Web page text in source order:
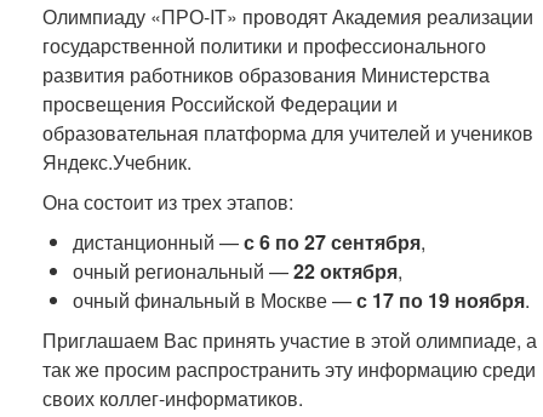
Олимпиаду «ПРО-IT» проводят Академия реализации
государственной политики и профессионального
развития работников образования Министерства
просвещения Российской Федерации и
образовательная платформа для учителей и учеников
Яндекс.Учебник.
Она состоит из трех этапов:
дистанционный —с 6 по 27 сентября,
очный региональный —22 октября,
очный финальный в Москве —с 17 по 19 ноября.
Приглашаем Вас принять участие в этой олимпиаде, а
так же просим распространить эту информацию среди
своих коллег-информатиков.